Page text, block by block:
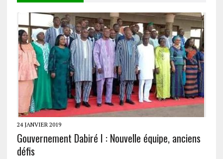
24 JANVIER 2019
Gouvernement Dabiré I : Nouvelle équipe, anciens
défis